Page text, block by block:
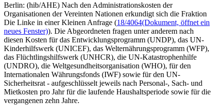
Berlin: (hib/AHE) Nach den Administrationskosten der
Organisationen der Vereinten Nationen erkundigt sich die Fraktion
Die Linke in einer Kleinen Anfrage (18/4064(Dokument, öffnet ein
neues Fenster)). Die Abgeordneten fragen unter anderem nach
diesen Kosten für das Entwicklungsprogramm (UNDP), das UN-
Kinderhilfswerk (UNICEF), das Welternährungsprogramm (WFP),
das Flüchtlingshilfswerk (UNHCR), die UN-Katastrophenhilfe
(UNDRO), die Weltgesundheitsorganisation (WHO), für den
Internationalen Währungsfonds (IWF) sowie für den UN-
Sicherheitsrat - aufgeschlüsselt jeweils nach Personal-, Sach- und
Mietkosten pro Jahr für die laufende Haushaltsperiode sowie für die
vergangenen zehn Jahre.